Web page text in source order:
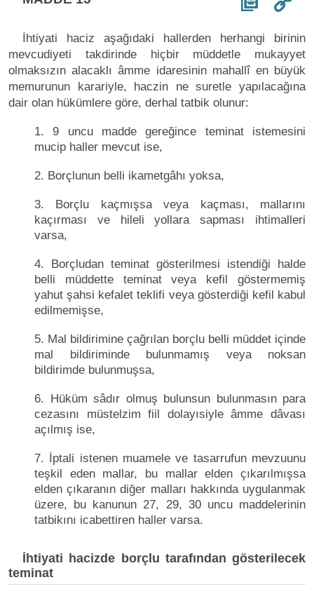
İhtiyati haciz aşağıdaki hallerden herhangi birinin
mevcudiyeti takdirinde hiçbir müddetle mukayyet
olmaksızın alacaklı âmme idaresinin mahallî en büyük
memurunun karariyle, haczin ne suretle yapılacağına
dair olan hükümlere göre, derhal tatbik olunur:
1. 9 uncu madde gereğince teminat istemesini
mucip haller mevcut ise,
2. Borçlunun belli ikametgâhı yoksa,
3. Borçlu kaçmışsa veya kaçması, mallarını
kaçırması ve hileli yollara sapması ihtimalleri
varsa,
4. Borçludan teminat gösterilmesi istendiği halde
belli müddette teminat veya kefil göstermemiş
yahut şahsi kefalet teklifi veya gösterdiği kefil kabul
edilmemişse,
5. Mal bildirimine çağrılan borçlu belli müddet içinde
mal bildiriminde bulunmamış veya noksan
bildirimde bulunmuşsa,
6. Hüküm sâdır olmuş bulunsun bulunmasın para
cezasını müstelzim fiil dolayısiyle âmme dâvası
açılmış ise,
7. İptali istenen muamele ve tasarrufun mevzuunu
teşkil eden mallar, bu mallar elden çıkarılmışsa
elden çıkaranın diğer malları hakkında uygulanmak
üzere, bu kanunun 27, 29, 30 uncu maddelerinin
tatbikını icabettiren haller varsa.
İhtiyati hacizde borçlu tarafından gösterilecek
teminat